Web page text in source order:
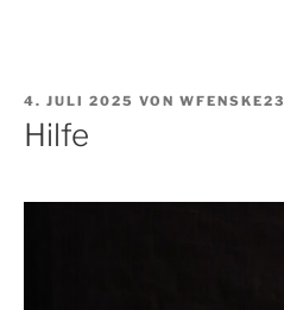
VERÖFFENTLICHT
AM
4. JULI 2025 VON WFENSKE23
Hilfe